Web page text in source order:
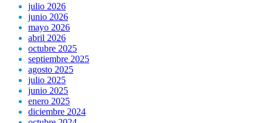
julio 2026
junio 2026
mayo 2026
abril 2026
octubre 2025
septiembre 2025
agosto 2025
julio 2025
junio 2025
enero 2025
diciembre 2024